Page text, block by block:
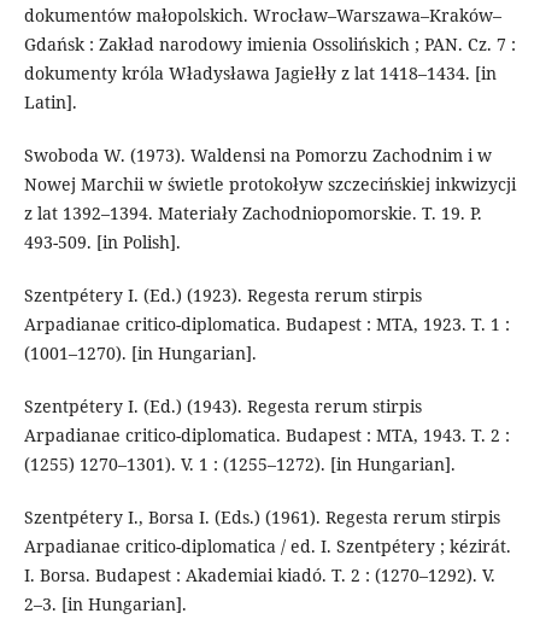
dokumentów małopolskich. Wrocław–Warszawa–Kraków–
Gdańsk : Zakład narodowy imienia Ossolińskich ; PAN. Cz. 7 :
dokumenty króla Władysława Jagiełły z lat 1418–1434. [in
Latin].
Swoboda W. (1973). Waldensi na Pomorzu Zachodnim i w
Nowej Marchii w świetle protokołуw szczecińskiej inkwizycji
z lat 1392–1394. Materiały Zachodniopomorskie. T. 19. P.
493-509. [in Polish].
Szent­péte­ry I. (Ed.) (1923). Regesta rerum stirpis
Arpadianae critico-diplomatica. Bu­dapest : MTA, 1923. T. 1 :
(1001–1270). [in Hungarian].
Szent­péte­ry I. (Ed.) (1943). Regesta rerum stirpis
Arpadianae critico-diplomatica. Budapest : MTA, 1943. T. 2 :
(1255) 1270–1301). V. 1 : (1255–1272). [in Hungarian].
Szent­péte­ry I., Borsa I. (Eds.) (1961). Regesta rerum stirpis
Arpadianae critico-diplomatica / ed. I. Szent­péte­ry ; kézirát.
I. Borsa. Budapest : Akademiai kiadó. T. 2 : (1270–1292). V.
2–3. [in Hungarian].